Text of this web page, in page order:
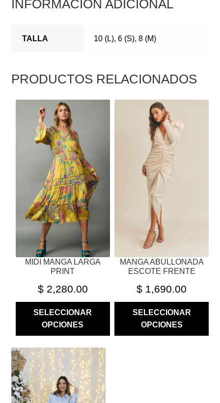
INFORMACIÓN ADICIONAL
TALLA 10 (L), 6 (S), 8 (M)
PRODUCTOS RELACIONADOS
MIDI MANGA LARGA
PRINT
$2,280.00
SELECCIONAR
OPCIONES
PRODUCTO
TIENE
MÚLTIPLES
VARIANTES.
OPCIONES
PUEDEN
ELEGIR
PÁGINA
DE
MANGA ABULLONADA
ESCOTE FRENTE
$ 1,690.00
SELECCIONAR
OPCIONES
PRODUCTO
MÚLTIPLES
VARIANTES.
OPCIONES
DE
ESTE
PRODUCTO
TIENE
MÚLTIPLES